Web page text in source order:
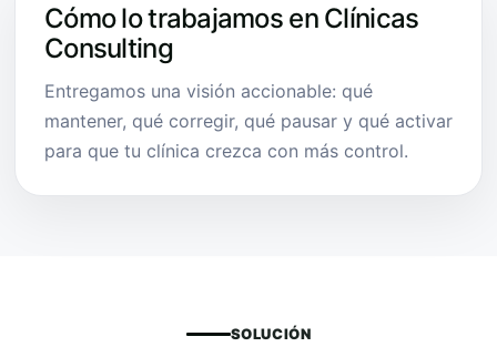
Cómo lo trabajamos en Clínicas
Consulting
Entregamos una visión accionable: qué
mantener, qué corregir, qué pausar y qué activar
para que tu clínica crezca con más control.
SOLUCIÓN